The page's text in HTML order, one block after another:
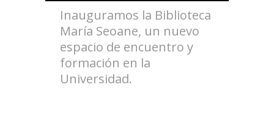
Inauguramos la Biblioteca
María Seoane, un nuevo
espacio de encuentro y
formación en la
Universidad.